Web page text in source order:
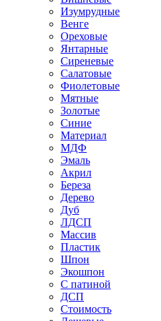
Изумрудные
Венге
Ореховые
Янтарные
Сиреневые
Салатовые
Фиолетовые
Мятные
Золотые
Синие
Материал
МДФ
Эмаль
Акрил
Береза
Дерево
Дуб
ЛДСП
Массив
Пластик
Шпон
Экошпон
С патиной
ДСП
Стоимость